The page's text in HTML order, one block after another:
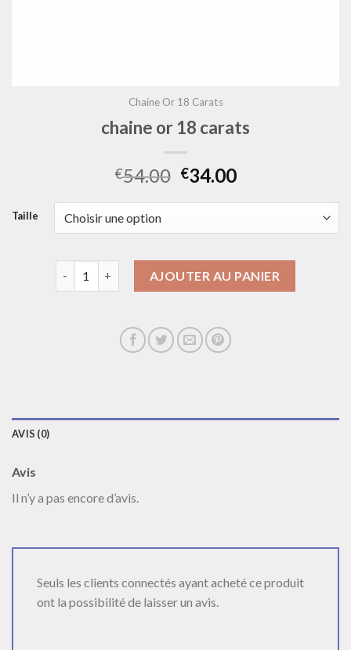
Chaine Or 18 Carats
chaine or 18 carats
€54.00 €34.00
Taille
AJOUTER AU PANIER
AVIS (0)
Avis
Il n’y a pas encore d’avis.
Seuls les clients connectés ayant acheté ce produit
ont la possibilité de laisser un avis.